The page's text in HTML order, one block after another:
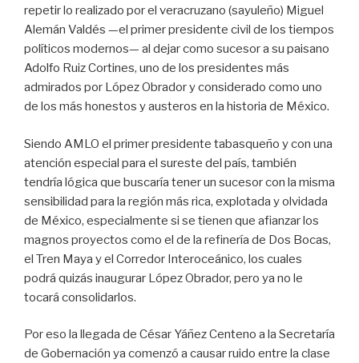
repetir lo realizado por el veracruzano (sayuleño) Miguel
Alemán Valdés —el primer presidente civil de los tiempos
políticos modernos— al dejar como sucesor a su paisano
Adolfo Ruiz Cortines, uno de los presidentes más
admirados por López Obrador y considerado como uno
de los más honestos y austeros en la historia de México.
Siendo AMLO el primer presidente tabasqueño y con una
atención especial para el sureste del país, también
tendría lógica que buscaría tener un sucesor con la misma
sensibilidad para la región más rica, explotada y olvidada
de México, especialmente si se tienen que afianzar los
magnos proyectos como el de la refinería de Dos Bocas,
el Tren Maya y el Corredor Interoceánico, los cuales
podrá quizás inaugurar López Obrador, pero ya no le
tocará consolidarlos.
Por eso la llegada de César Yáñez Centeno a la Secretaría
de Gobernación ya comenzó a causar ruido entre la clase